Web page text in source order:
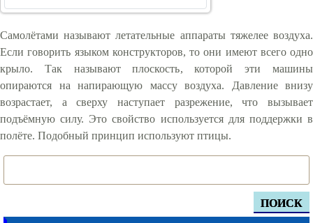
ПОИСК
Самолётами называют летательные аппараты тяжелее воздуха.
Если говорить языком конструкторов, то они имеют всего одно
крыло. Так называют плоскость, которой эти машины
опираются на напирающую массу воздуха. Давление внизу
возрастает, а сверху наступает разрежение, что вызывает
подъёмную силу. Это свойство используется для поддержки в
полёте. Подобный принцип используют птицы.